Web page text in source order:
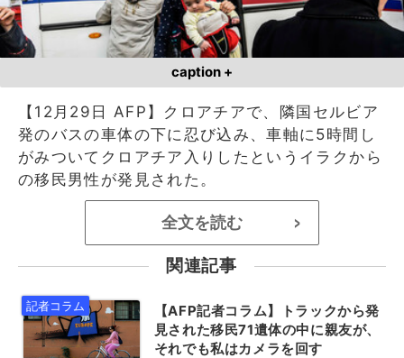
caption +
【12月29日 AFP】クロアチアで、隣国セルビア
発のバスの車体の下に忍び込み、車軸に5時間し
がみついてクロアチア入りしたというイラクから
の移民男性が発見された。
全文を読む >
関連記事
【AFP記者コラム】トラックから発
見された移民71遺体の中に親友が、
それでも私はカメラを回す